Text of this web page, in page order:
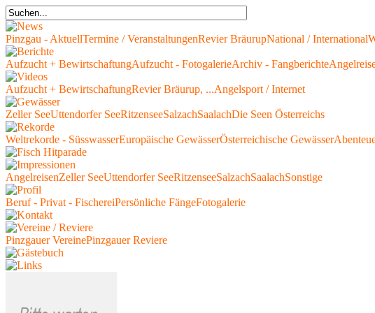
Pinzgau - AktuellTermine / VeranstaltungenRevier BräurupNational / International
Aufzucht + BewirtschaftungAufzucht - FotogalerieArchiv - Fangberichte
Aufzucht + BewirtschaftungRevier Bräurup, ...Angelsport / Internet
Zeller SeeUttendorfer SeeRitzenseeSalzachSaalachDie Seen Österreichs
Weltrekorde - SüsswasserEuropäische GewässerÖsterreichische Gewässer
AngelreisenZeller SeeUttendorfer SeeRitzenseeSalzachSaalachSonstige
Beruf - Privat - FischereiPersönliche FängeFotogalerie
Pinzgauer VereinePinzgauer Reviere